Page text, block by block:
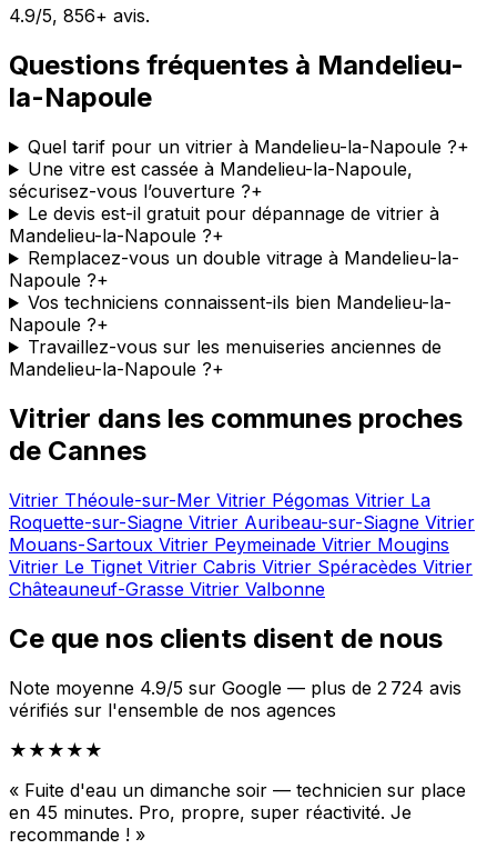
4.9/5, 856+ avis.
Questions fréquentes à Mandelieu-
la-Napoule
Quel tarif pour un vitrier à Mandelieu-la-Napoule ?+
Une vitre est cassée à Mandelieu-la-Napoule,
sécurisez-vous l’ouverture ?+
Le devis est-il gratuit pour dépannage de vitrier à
Mandelieu-la-Napoule ?+
Remplacez-vous un double vitrage à Mandelieu-la-
Napoule ?+
Vos techniciens connaissent-ils bien Mandelieu-la-
Napoule ?+
Travaillez-vous sur les menuiseries anciennes de
Mandelieu-la-Napoule ?+
Vitrier dans les communes proches
de Cannes
Vitrier Théoule-sur-Mer Vitrier Pégomas Vitrier La
Roquette-sur-Siagne Vitrier Auribeau-sur-Siagne Vitrier
Mouans-Sartoux Vitrier Peymeinade Vitrier Mougins
Vitrier Le Tignet Vitrier Cabris Vitrier Spéracèdes Vitrier
Châteauneuf-Grasse Vitrier Valbonne
Ce que nos clients disent de nous
Note moyenne 4.9/5 sur Google — plus de 2 724 avis
vérifiés sur l'ensemble de nos agences
★★★★★
« Fuite d'eau un dimanche soir — technicien sur place
en 45 minutes. Pro, propre, super réactivité. Je
recommande ! »